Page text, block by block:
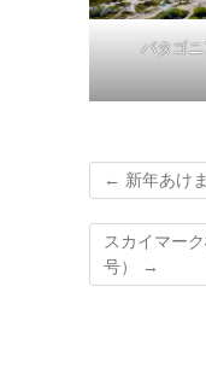
パタゴニ
← 新年あけ
スカイマー
号）
→